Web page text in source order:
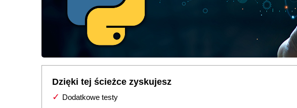
Dzięki tej ścieżce zyskujesz
Dodatkowe testy